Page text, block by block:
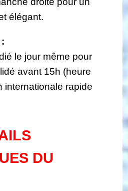
élégant.
le jour même pour
avant 15h (heure
internationale rapide
DU